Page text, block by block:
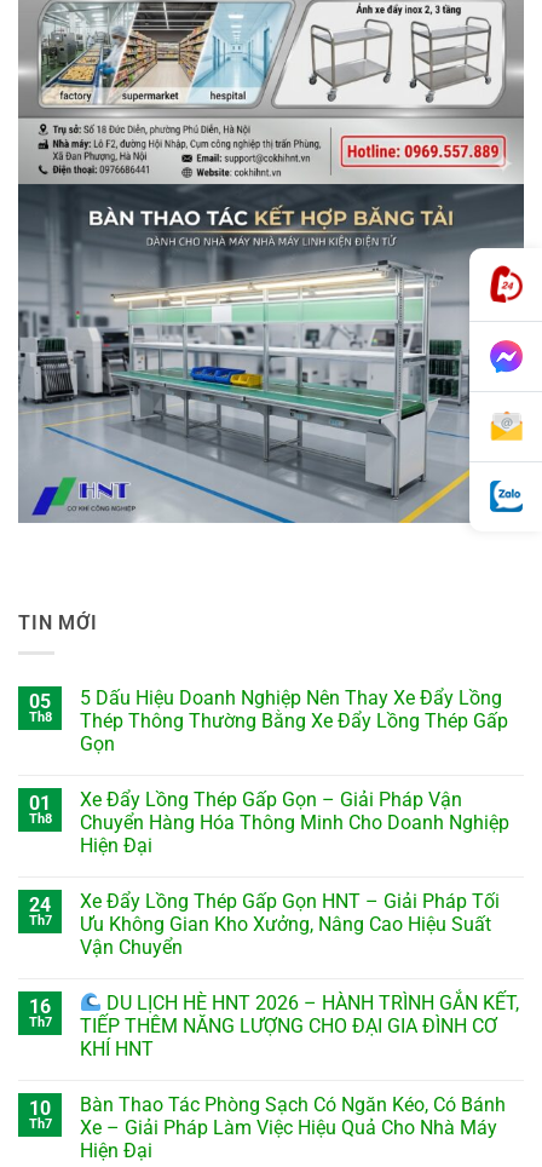
TIN MỚI
05
Th8
5 Dấu Hiệu Doanh Nghiệp Nên Thay Xe Đẩy Lồng
Thép Thông Thường Bằng Xe Đẩy Lồng Thép Gấp
Gọn
01
Th8
Xe Đẩy Lồng Thép Gấp Gọn – Giải Pháp Vận
Chuyển Hàng Hóa Thông Minh Cho Doanh Nghiệp
Hiện Đại
24
Th7
Xe Đẩy Lồng Thép Gấp Gọn HNT – Giải Pháp Tối
Ưu Không Gian Kho Xưởng, Nâng Cao Hiệu Suất
Vận Chuyển
16
Th7
DU LỊCH HÈ HNT 2026 – HÀNH TRÌNH GẮN KẾT,
TIẾP THÊM NĂNG LƯỢNG CHO ĐẠI GIA ĐÌNH CƠ
KHÍ HNT
10
Th7
Bàn Thao Tác Phòng Sạch Có Ngăn Kéo, Có Bánh
Xe – Giải Pháp Làm Việc Hiệu Quả Cho Nhà Máy
Hiện Đại